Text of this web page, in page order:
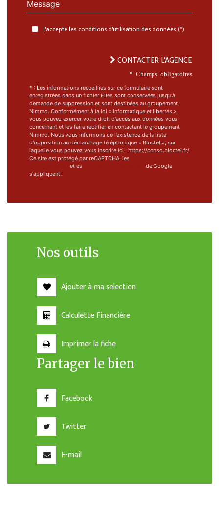
J'accepte les conditions d'utilisation des données (*)
CONTACTER L'AGENCE
* Champs obligatoires
* : Les informations recueillies sur ce formulaire sont
enregistrées dans un fichier Elles sont conservées jusqu'à
demande de suppression et sont destinées au groupement
Nimmo. Conformément à la loi « informatique et libertés »,
vous pouvez exercer votre droit d'accès aux données vous
concernant et les faire rectifier en contactant le groupement
Nimmo. Nous vous informons de l’existence de la liste
d'opposition au démarchage téléphonique « Bloctel », sur
laquelle vous pouvez vous inscrire ici : https://conso.bloctel.fr/
Ce site est protégé par reCAPTCHA, les
et es
de Google
s'appliquent.
Nos outils
Ajouter à ma selection
Calculette Financière
Imprimer la fiche
Partager le bien
Facebook
Twitter
E-mail